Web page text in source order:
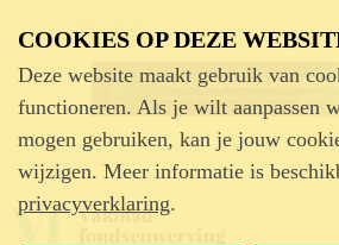
Advertentie
COOKIES OP DEZE
Deze website maakt gebruik van
functioneren. Als je wilt aanpassen
mogen gebruiken, kan je jouw
wijzigen. Meer informatie is
privacyverklaring.